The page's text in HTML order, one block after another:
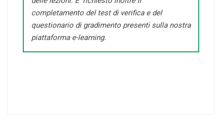
completamento del test di verifica e del
questionario di gradimento presenti sulla nostra
piattaforma e-learning.